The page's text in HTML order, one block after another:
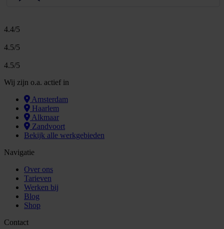
4.4/5
4.5/5
4.5/5
Wij zijn o.a. actief in
Amsterdam
Haarlem
Alkmaar
Zandvoort
Bekijk alle werkgebieden
Navigatie
Over ons
Tarieven
Werken bij
Blog
Shop
Contact